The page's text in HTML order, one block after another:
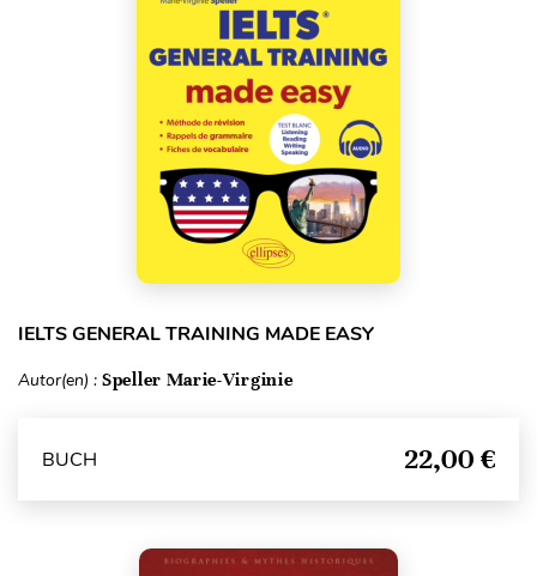
IELTS GENERAL TRAINING MADE EASY
Autor(en) : Speller Marie-Virginie
BUCH 22,00 €